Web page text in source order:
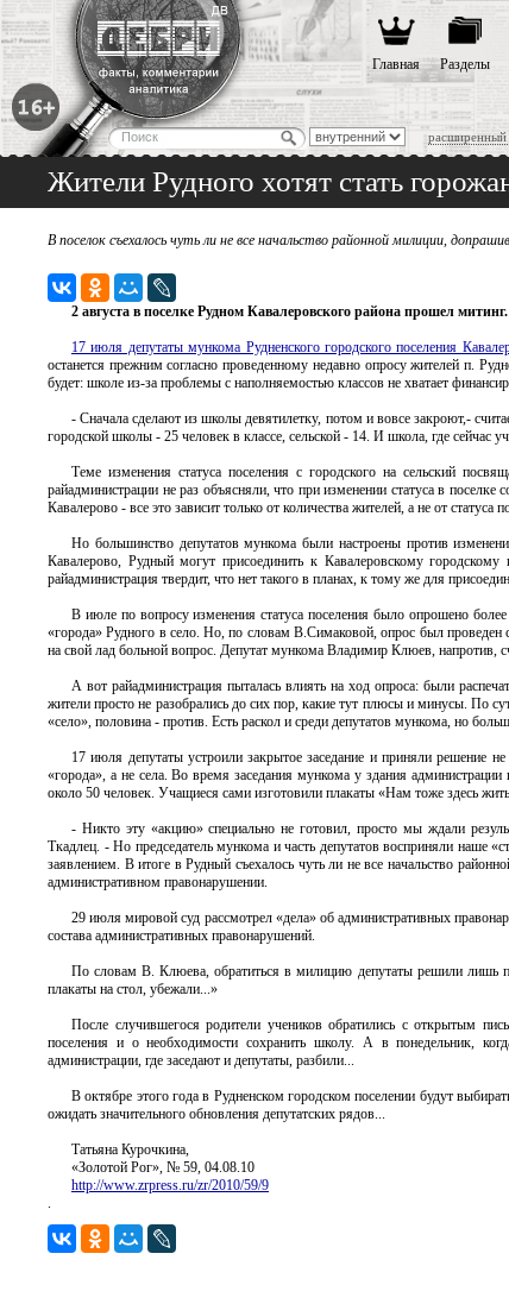
расширенный
Главная Разделы
Жители Рудного хотят стать
В поселок съехалось чуть ли не все начальство районной милиции,
2 августа в поселке Рудном Кавалеровского района прошел
17 июля депутаты мункома Рудненского городского поселения
останется прежним согласно проведенному недавно опросу жителей п.
будет: школе из-за проблемы с наполняемостью классов не хватает
- Сначала сделают из школы девятилетку, потом и вовсе закроют,-
городской школы - 25 человек в классе, сельской - 14. И школа, где сейчас
Теме изменения статуса поселения с городского на сельский
райадминистрации не раз объясняли, что при изменении статуса в
Кавалерово - все это зависит только от количества жителей, а не от
Но большинство депутатов мункома были настроены против
Кавалерово, Рудный могут присоединить к Кавалеровскому
райадминистрация твердит, что нет такого в планах, к тому же для
В июле по вопросу изменения статуса поселения было опрошено
«города» Рудного в село. Но, по словам В.Симаковой, опрос был
на свой лад больной вопрос. Депутат мункома Владимир Клюев, напротив,
А вот райадминистрация пыталась влиять на ход опроса: были
жители просто не разобрались до сих пор, какие тут плюсы и минусы. По
«село», половина - против. Есть раскол и среди депутатов мункома, но
17 июля депутаты устроили закрытое заседание и приняли решение
«города», а не села. Во время заседания мункома у здания администрации
около 50 человек. Учащиеся сами изготовили плакаты «Нам тоже здесь
- Никто эту «акцию» специально не готовил, просто мы ждали
Ткадлец. - Но председатель мункома и часть депутатов восприняли наше
заявлением. В итоге в Рудный съехалось чуть ли не все начальство
административном правонарушении.
29 июля мировой суд рассмотрел «дела» об административных
состава административных правонарушений.
По словам В. Клюева, обратиться в милицию депутаты решили лишь
плакаты на стол, убежали...»
После случившегося родители учеников обратились с открытым
поселения и о необходимости сохранить школу. А в понедельник,
администрации, где заседают и депутаты, разбили...
В октябре этого года в Рудненском городском поселении будут
ожидать значительного обновления депутатских рядов...
Татьяна Курочкина,
«Золотой Рог», № 59, 04.08.10
http://www.zrpress.ru/zr/2010/59/9
.